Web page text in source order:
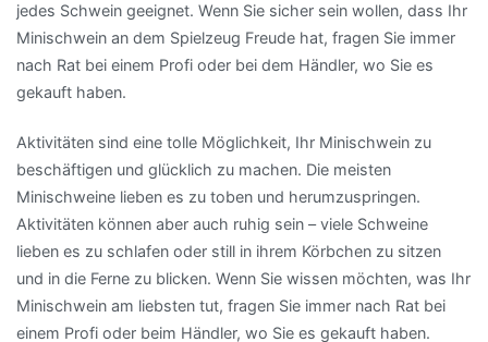
jedes Schwein geeignet. Wenn Sie sicher sein wollen, dass Ihr
Minischwein an dem Spielzeug Freude hat, fragen Sie immer
nach Rat bei einem Profi oder bei dem Händler, wo Sie es
gekauft haben.
Aktivitäten sind eine tolle Möglichkeit, Ihr Minischwein zu
beschäftigen und glücklich zu machen. Die meisten
Minischweine lieben es zu toben und herumzuspringen.
Aktivitäten können aber auch ruhig sein – viele Schweine
lieben es zu schlafen oder still in ihrem Körbchen zu sitzen
und in die Ferne zu blicken. Wenn Sie wissen möchten, was Ihr
Minischwein am liebsten tut, fragen Sie immer nach Rat bei
einem Profi oder beim Händler, wo Sie es gekauft haben.